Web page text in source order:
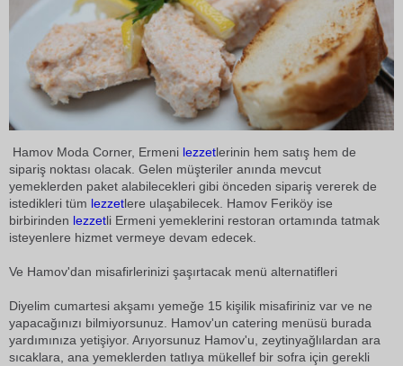
Hamov Moda Corner, Ermeni lezzetlerinin hem satış hem de
sipariş noktası olacak. Gelen müşteriler anında mevcut
yemeklerden paket alabilecekleri gibi önceden sipariş vererek de
istedikleri tüm lezzetlere ulaşabilecek. Hamov Feriköy ise
birbirinden lezzetli Ermeni yemeklerini restoran ortamında tatmak
isteyenlere hizmet vermeye devam edecek.
Ve Hamov'dan misafirlerinizi şaşırtacak menü alternatifleri
Diyelim cumartesi akşamı yemeğe 15 kişilik misafiriniz var ve ne
yapacağınızı bilmiyorsunuz. Hamov'un catering menüsü burada
yardımınıza yetişiyor. Arıyorsunuz Hamov'u, zeytinyağlılardan ara
sıcaklara, ana yemeklerden tatlıya mükellef bir sofra için gerekli